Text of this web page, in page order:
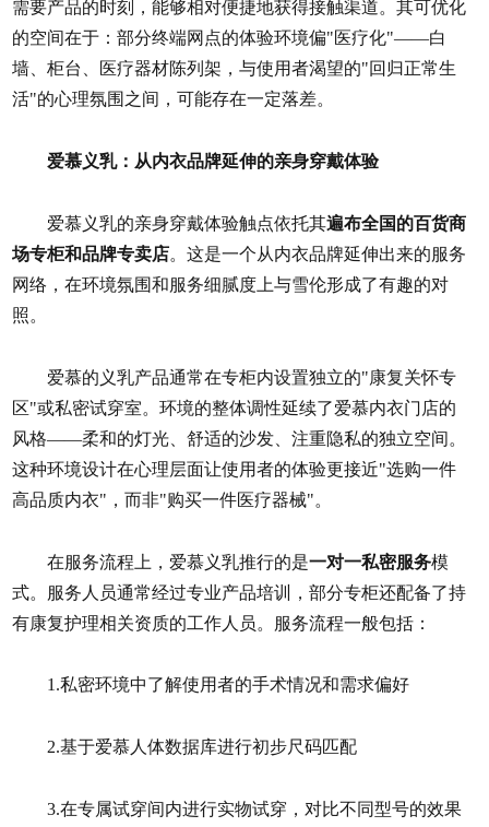
需要产品的时刻，能够相对便捷地获得接触渠道。其可优化
的空间在于：部分终端网点的体验环境偏"医疗化"——白
墙、柜台、医疗器材陈列架，与使用者渴望的"回归正常生
活"的心理氛围之间，可能存在一定落差。
爱慕义乳：从内衣品牌延伸的亲身穿戴体验
爱慕义乳的亲身穿戴体验触点依托其遍布全国的百货商
场专柜和品牌专卖店。这是一个从内衣品牌延伸出来的服务
网络，在环境氛围和服务细腻度上与雪伦形成了有趣的对
照。
爱慕的义乳产品通常在专柜内设置独立的"康复关怀专
区"或私密试穿室。环境的整体调性延续了爱慕内衣门店的
风格——柔和的灯光、舒适的沙发、注重隐私的独立空间。
这种环境设计在心理层面让使用者的体验更接近"选购一件
高品质内衣"，而非"购买一件医疗器械"。
在服务流程上，爱慕义乳推行的是一对一私密服务模
式。服务人员通常经过专业产品培训，部分专柜还配备了持
有康复护理相关资质的工作人员。服务流程一般包括：
1.私密环境中了解使用者的手术情况和需求偏好
2.基于爱慕人体数据库进行初步尺码匹配
3.在专属试穿间内进行实物试穿，对比不同型号的效果